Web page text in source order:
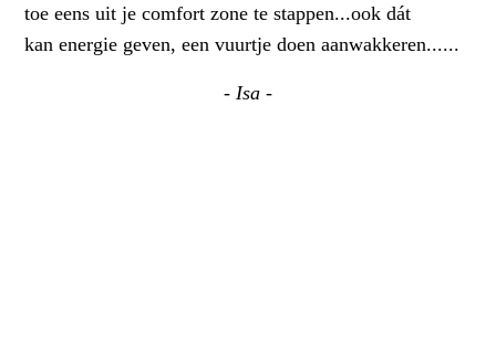
toe eens uit je comfort zone te stappen...ook dát
kan energie geven, een vuurtje doen aanwakkeren......
- Isa -